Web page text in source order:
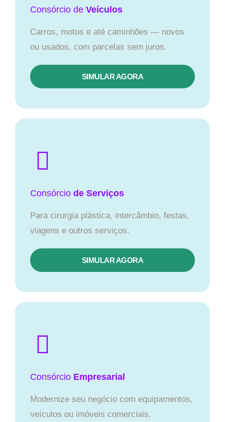
Consórcio de Veículos
Carros, motos e até caminhões — novos
ou usados, com parcelas sem juros.
SIMULAR AGORA
Consórcio de Serviços
Para cirurgia plástica, intercâmbio, festas,
viagens e outros serviços.
SIMULAR AGORA
Consórcio Empresarial
Modernize seu negócio com equipamentos,
veículos ou imóveis comerciais.